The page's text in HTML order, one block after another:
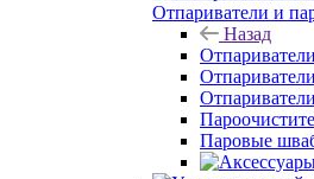
Отпариватели и
Назад
Паровые